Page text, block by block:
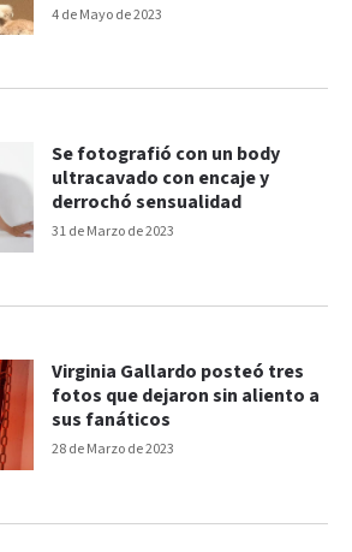
4 de Mayo de 2023
31 de Marzo de 2023
Se fotografió con un body
ultracavado con encaje y
derrochó sensualidad
28 de Marzo de 2023
Virginia Gallardo posteó tres
fotos que dejaron sin aliento a
sus fanáticos